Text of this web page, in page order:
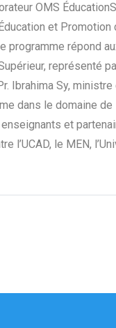
OMS
et Promotion
programme répond
représenté
Ibrahima Sy,
dans le domaine de
et
l’UCAD, le MEN,